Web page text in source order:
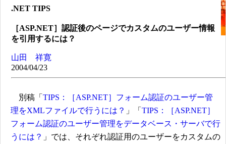
.NET TIPS
［ASP.NET］認証後のページでカスタムのユーザー情報
を引用するには？
山田 祥寛
2004/04/23
別稿「 TIPS：［ASP.NET］フォーム認証のユーザー管
理をXMLファイルで行うには？ 」「 TIPS：［ASP.NET］
フォーム認証のユーザー管理をデータベース・サーバで行
うには？ 」では、それぞれ認証用のユーザーをカスタムの